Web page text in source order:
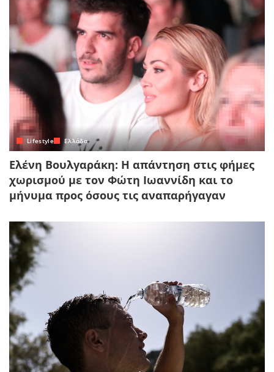
Lifestyle Ελλάδα
Ελένη Βουλγαράκη: Η απάντηση στις φήμες
χωρισμού με τον Φώτη Ιωαννίδη και το
μήνυμα προς όσους τις αναπαρήγαγαν